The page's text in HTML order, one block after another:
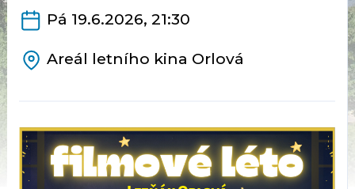
Pá 19.6.2026, 21:30
Areál letního kina Orlová